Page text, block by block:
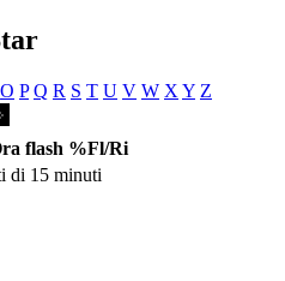
O P Q R S T U V W X Y Z
flash %Fl/Ri
di 15 minuti